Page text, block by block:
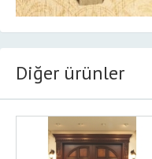
Diğer ürünler